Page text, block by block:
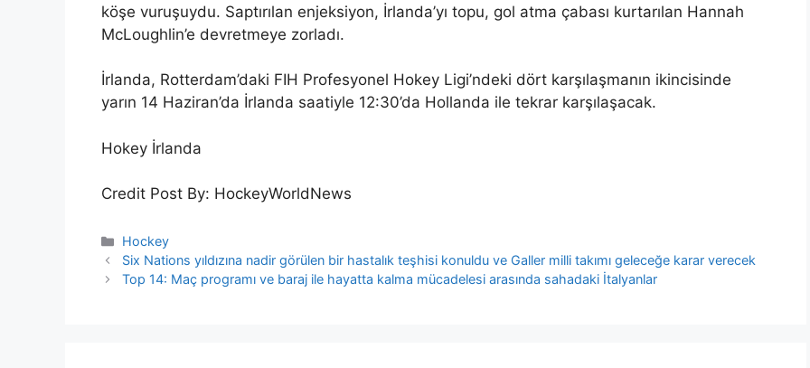
köşe vuruşuydu. Saptırılan enjeksiyon, İrlanda’yı topu, gol atma çabası kurtarılan Hannah
McLoughlin’e devretmeye zorladı.
İrlanda, Rotterdam’daki FIH Profesyonel Hokey Ligi’ndeki dört karşılaşmanın ikincisinde
yarın 14 Haziran’da İrlanda saatiyle 12:30’da Hollanda ile tekrar karşılaşacak.
Hokey İrlanda
Credit Post By: HockeyWorldNews
Categories
Hockey
Six Nations yıldızına nadir görülen bir hastalık teşhisi konuldu ve Galler milli takımı geleceğe karar verecek
Top 14: Maç programı ve baraj ile hayatta kalma mücadelesi arasında sahadaki İtalyanlar